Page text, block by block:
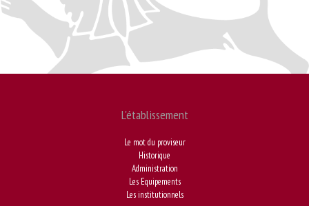
L'établissement
Le mot du proviseur
Historique
Administration
Les Equipements
Les institutionnels